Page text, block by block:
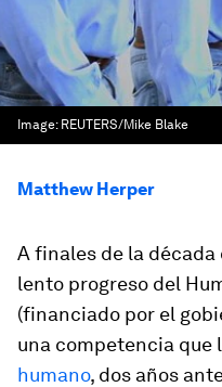
Image: REUTERS/Mike Blake
Matthew Herper
A finales de la década
lento progreso del
(financiado por el
una competencia que
humano, dos años